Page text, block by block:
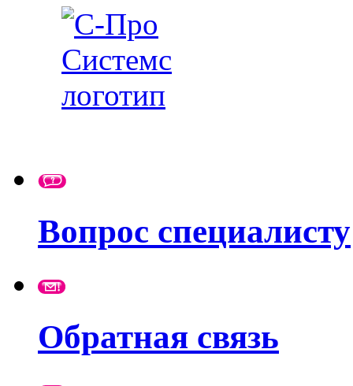
Вопрос специалисту
Обратная связь